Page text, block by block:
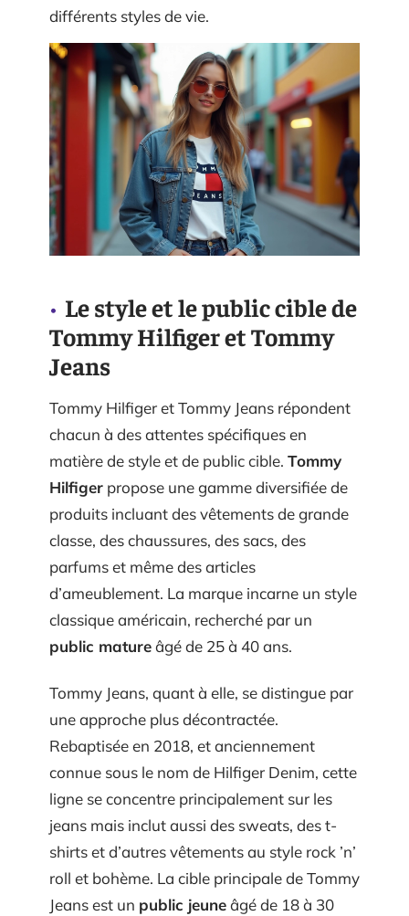
différents styles de vie.
Le style et le public cible de
Tommy Hilfiger et Tommy
Jeans
Tommy Hilfiger et Tommy Jeans répondent
chacun à des attentes spécifiques en
matière de style et de public cible. Tommy
Hilfiger propose une gamme diversifiée de
produits incluant des vêtements de grande
classe, des chaussures, des sacs, des
parfums et même des articles
d’ameublement. La marque incarne un style
classique américain, recherché par un
public matureâgé de 25 à 40 ans.
Tommy Jeans, quant à elle, se distingue par
une approche plus décontractée.
Rebaptisée en 2018, et anciennement
connue sous le nom de Hilfiger Denim, cette
ligne se concentre principalement sur les
jeans mais inclut aussi des sweats, des t-
shirts et d’autres vêtements au style rock ’n’
roll et bohème. La cible principale de Tommy
Jeans est un public jeuneâgé de 18 à 30